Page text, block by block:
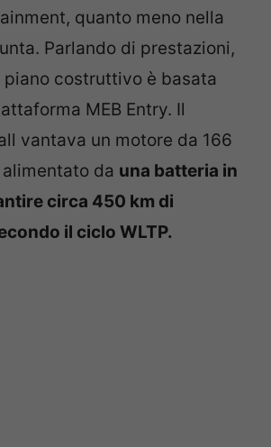
quanto meno nella
Parlando di prestazioni,
costruttivo è basata
MEB Entry. Il
vantava un motore da 166
da una batteria in
circa 450 km di
il ciclo WLTP.